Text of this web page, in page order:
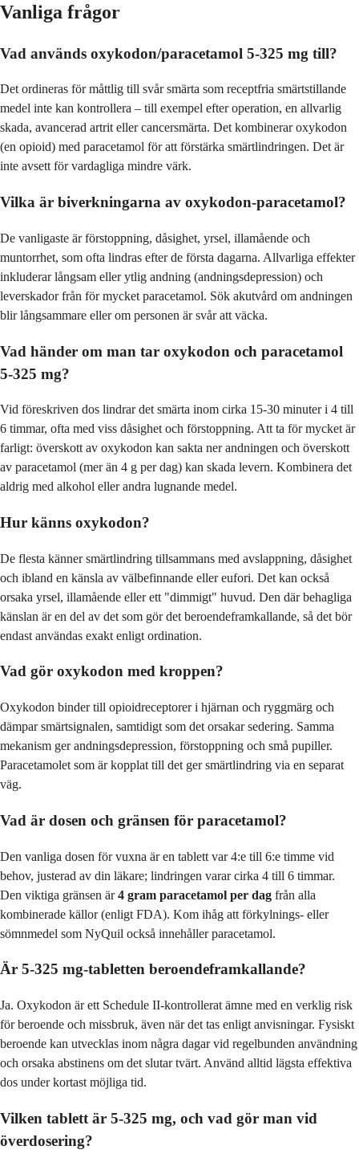
Vanliga frågor
Vad används oxykodon/paracetamol 5-325 mg till?
Det ordineras för måttlig till svår smärta som receptfria smärtstillande
medel inte kan kontrollera – till exempel efter operation, en allvarlig
skada, avancerad artrit eller cancersmärta. Det kombinerar oxykodon
(en opioid) med paracetamol för att förstärka smärtlindringen. Det är
inte avsett för vardagliga mindre värk.
Vilka är biverkningarna av oxykodon-paracetamol?
De vanligaste är förstoppning, dåsighet, yrsel, illamående och
muntorrhet, som ofta lindras efter de första dagarna. Allvarliga effekter
inkluderar långsam eller ytlig andning (andningsdepression) och
leverskador från för mycket paracetamol. Sök akutvård om andningen
blir långsammare eller om personen är svår att väcka.
Vad händer om man tar oxykodon och paracetamol
5-325 mg?
Vid föreskriven dos lindrar det smärta inom cirka 15-30 minuter i 4 till
6 timmar, ofta med viss dåsighet och förstoppning. Att ta för mycket är
farligt: överskott av oxykodon kan sakta ner andningen och överskott
av paracetamol (mer än 4 g per dag) kan skada levern. Kombinera det
aldrig med alkohol eller andra lugnande medel.
Hur känns oxykodon?
De flesta känner smärtlindring tillsammans med avslappning, dåsighet
och ibland en känsla av välbefinnande eller eufori. Det kan också
orsaka yrsel, illamående eller ett "dimmigt" huvud. Den där behagliga
känslan är en del av det som gör det beroendeframkallande, så det bör
endast användas exakt enligt ordination.
Vad gör oxykodon med kroppen?
Oxykodon binder till opioidreceptorer i hjärnan och ryggmärg och
dämpar smärtsignalen, samtidigt som det orsakar sedering. Samma
mekanism ger andningsdepression, förstoppning och små pupiller.
Paracetamolet som är kopplat till det ger smärtlindring via en separat
väg.
Vad är dosen och gränsen för paracetamol?
Den vanliga dosen för vuxna är en tablett var 4:e till 6:e timme vid
behov, justerad av din läkare; lindringen varar cirka 4 till 6 timmar.
Den viktiga gränsen är4 gram paracetamol per dag från alla
kombinerade källor (enligt FDA). Kom ihåg att förkylnings- eller
sömnmedel som NyQuil också innehåller paracetamol.
Är 5-325 mg-tabletten beroendeframkallande?
Ja. Oxykodon är ett Schedule II-kontrollerat ämne med en verklig risk
för beroende och missbruk, även när det tas enligt anvisningar. Fysiskt
beroende kan utvecklas inom några dagar vid regelbunden användning
och orsaka abstinens om det slutar tvärt. Använd alltid lägsta effektiva
dos under kortast möjliga tid.
Vilken tablett är 5-325 mg, och vad gör man vid
överdosering?